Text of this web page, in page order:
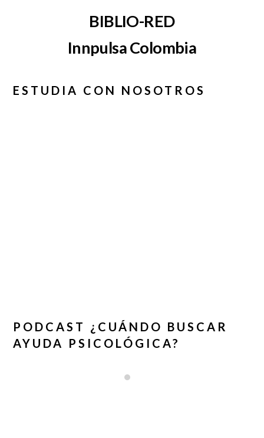
BIBLIO-RED
Innpulsa Colombia
ESTUDIA CON NOSOTROS
PODCAST ¿CUÁNDO BUSCAR
AYUDA PSICOLÓGICA?